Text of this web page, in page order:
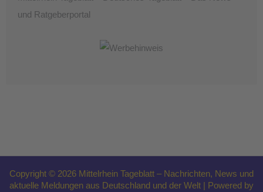
und Ratgeberportal
Copyright © 2026 Mittelrhein Tageblatt – Nachrichten, News und
aktuelle Meldungen aus Deutschland und der Welt | Powered by